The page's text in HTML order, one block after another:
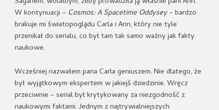
W kontynuacji – Cosmos: A Spacetime Oddysey– bardzo
brakuje mi światopoglądu Carla i Ann, który nie tyle
przenikał do serialu, co był tam tak samo ważny jak fakty
naukowe.
Wcześniej nazwałem pana Carla geniuszem. Nie dlatego, że
był wyjątkowym ekspertem w jakiejś dziedzinie. Wręcz
przeciwnie – serial był krytykowany za niezgodność z
naukowymi faktami. Jednym z najtrywialniejszych